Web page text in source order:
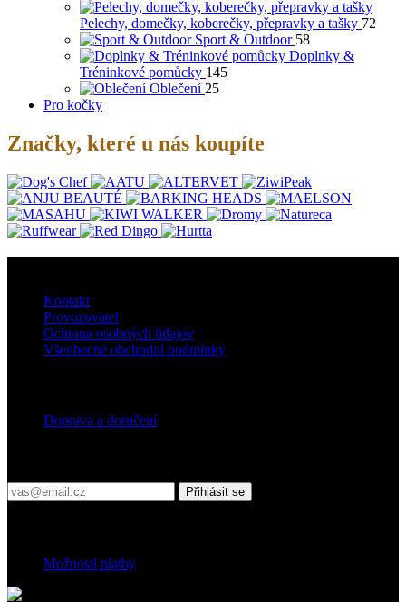
Pelechy, domečky, koberečky, přepravky a tašky 72
Sport & Outdoor 58
Doplnky &
Tréninkové pomůcky 145
Oblečení 25
Pro kočky
Značky, které u nás koupíte
Kontakt
Provozovatel
Ochrana osobných údajov
Všeobecné obchodní podmínky
Doprava a doručení
Přihlásit se
Možnosti platby